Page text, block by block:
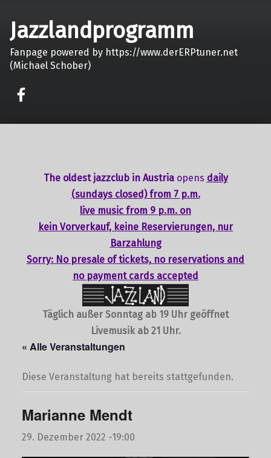
Jazzlandprogramm
Fanpage powered by https://www.derERPtuner.net
(Michael Schober)
The oldest jazzclub in Austria opens daily
(sundays closed) from 7 p.m.
live music from 9 p.m. on
kein Vorverkauf, keine Reservierungen, nur
Barzahlung
Sorry: No presale of tickets, no reservations and
no payment cards accepted
Täglich außer Sonntag ab 19 Uhr geöffnet
Livemusik ab 21 Uhr.
« Alle Veranstaltungen
Diese Veranstaltung hat bereits stattgefunden.
Marianne Mendt
29. Dezember 2022 -19:00